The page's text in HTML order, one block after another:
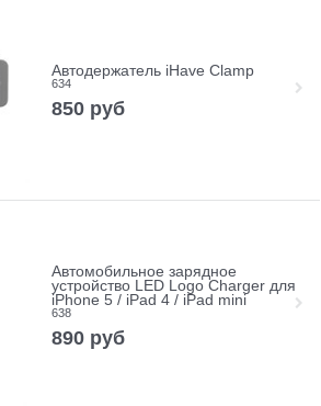
Автодержатель iHave Clamp
634
850 руб
Автомобильное зарядное
устройство LED Logo Charger для
iPhone 5 / iPad 4 / iPad mini
638
890 руб